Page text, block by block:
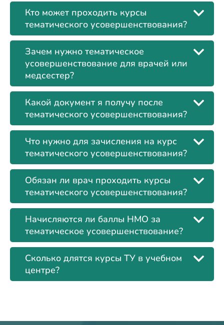
Кто может проходить курсы
тематического усовершенствования?
Зачем нужно тематическое
усовершенствование для врачей или
медсестер?
Какой документ я получу после
тематического усовершенствования?
Что нужно для зачисления на курс
тематического усовершенствования?
Обязан ли врач проходить курсы
тематического усовершенствования?
Начисляются ли баллы НМО за
тематическое усовершенствование?
Сколько длятся курсы ТУ в учебном
центре?